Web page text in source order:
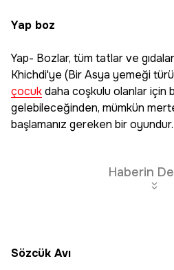
Yap boz
Yap- Bozlar, tüm tatlar ve
Khichdi'ye (Bir Asya yemeği
çocukdaha coşkulu olanlar için
gelebileceğinden, mümkün
başlamanız gereken bir oyundur.
Haberin
Sözcük Avı